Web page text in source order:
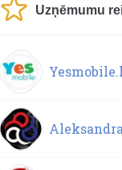
Uzņēmumu